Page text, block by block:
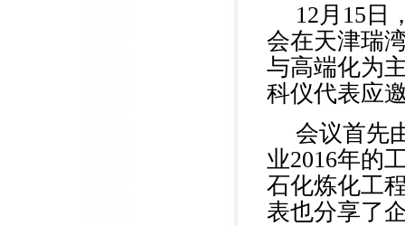
12 月15日
会在天津瑞
与高端化为
科仪代表应
会议首先
业2016年的
石化炼化工
表也分享了